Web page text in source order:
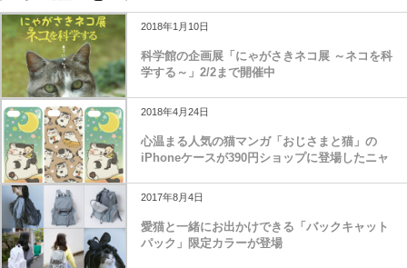
2018年1月10日
科学館の企画展「にゃがさきネコ展 ～ネコを科
学する～」2/2まで開催中
2018年4月24日
心温まる人気の猫マンガ「おじさまと猫」の
iPhoneケースが390円ショップに登場したニャ
2017年8月4日
愛猫と一緒にお出かけできる「バックキャット
パック」限定カラーが登場